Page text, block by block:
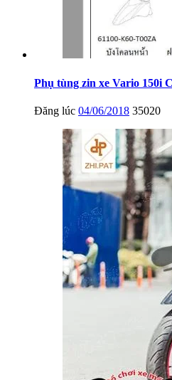
Phụ tùng zin xe Vario 150i
Đăng lúc 04/06/2018 35020